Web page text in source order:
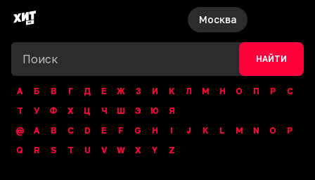
Москва
НАЙТИ
А Б В Г Д Е Ж З И К Л М Н О П Р
С
Т
У Ф Х Ц Ч Ш Э Ю
Я
@
A B C D E F G H I J K L M N O
P
Q
R S T U V W X Y Z